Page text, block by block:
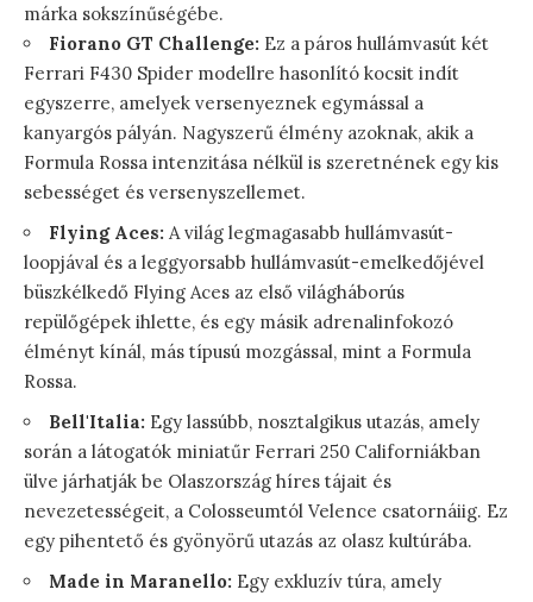
márka sokszínűségébe.
Fiorano GT Challenge: Ez a páros hullámvasút két
Ferrari F430 Spider modellre hasonlító kocsit indít
egyszerre, amelyek versenyeznek egymással a
kanyargós pályán. Nagyszerű élmény azoknak, akik a
Formula Rossa intenzitása nélkül is szeretnének egy kis
sebességet és versenyszellemet.
Flying Aces: A világ legmagasabb hullámvasút-
loopjával és a leggyorsabb hullámvasút-emelkedőjével
büszkélkedő Flying Aces az első világháborús
repülőgépek ihlette, és egy másik adrenalinfokozó
élményt kínál, más típusú mozgással, mint a Formula
Rossa.
Bell'Italia: Egy lassúbb, nosztalgikus utazás, amely
során a látogatók miniatűr Ferrari 250 Californiákban
ülve járhatják be Olaszország híres tájait és
nevezetességeit, a Colosseumtól Velence csatornáiig. Ez
egy pihentető és gyönyörű utazás az olasz kultúrába.
Made in Maranello: Egy exkluzív túra, amely